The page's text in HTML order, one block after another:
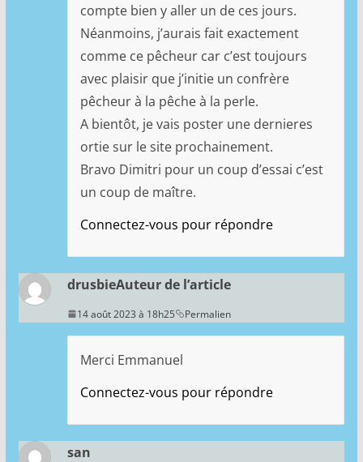
compte bien y aller un de ces jours.
Néanmoins, j’aurais fait exactement
comme ce pêcheur car c’est toujours
avec plaisir que j’initie un confrère
pêcheur à la pêche à la perle.
A bientôt, je vais poster une dernieres
ortie sur le site prochainement.
Bravo Dimitri pour un coup d’essai c’est
un coup de maître.
Connectez-vous pour répondre
drusbieAuteur de l’article
14 août 2023 à 18h25 Permalien
Merci Emmanuel
Connectez-vous pour répondre
san